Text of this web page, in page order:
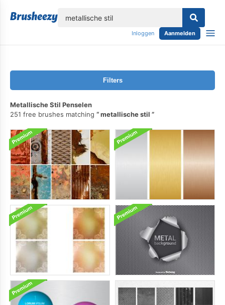
Inloggen Aanmelden
Filters
Metallische Stil Penselen
251 free brushes matching
metallische stil